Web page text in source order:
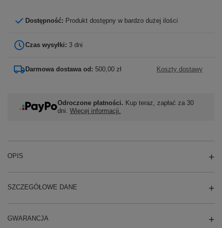
Dostępność: Produkt dostępny w bardzo dużej ilości
Czas wysyłki: 3 dni
Darmowa dostawa od: 500,00 zł Koszty dostawy
Odroczone płatności. Kup teraz, zapłać za 30
dni. Więcej informacji.
OPIS
SZCZEGÓŁOWE DANE
GWARANCJA